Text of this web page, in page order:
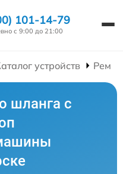
101-14-79
с 9:00 до 21:00
устройств
шланга с